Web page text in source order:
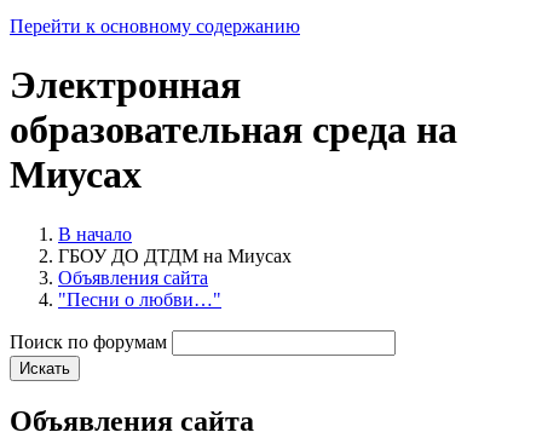
Перейти к основному содержанию
Электронная
образовательная среда на
Миусах
В начало
ГБОУ ДО ДТДМ на Миусах
Объявления сайта
"Песни о любви…"
Поиск по форумам
Искать
Объявления сайта